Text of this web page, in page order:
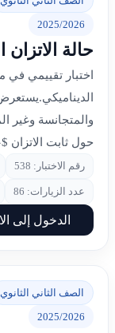
2025/2026
حالة الاتزان
اختبار تقييمي في
والمتجانسة وغير
حول ثابت الاتزان $K_{eq}$ و...
رقم الاختبار: 538
عدد الزيارات: 86
الدخول إلى
الصف الثاني الثانوي
2025/2026